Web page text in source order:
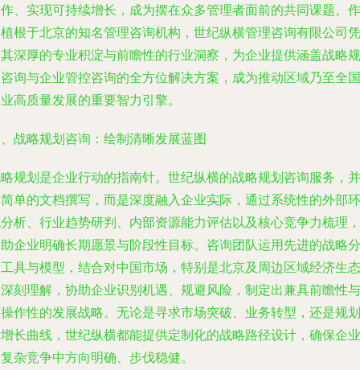
、实现可持续增长，成为摆在众多管理者面前的共同课题。作
根于北京的知名管理咨询机构，世纪纵横管理咨询有限公司凭
深厚的专业积淀与前瞻性的行业洞察，为企业提供涵盖战略规
询与企业管控咨询的全方位解决方案，成为推动区域乃至全国
高质量发展的重要智力引擎。
战略规划咨询：绘制清晰发展蓝图
规划是企业行动的指南针。世纪纵横的战略规划咨询服务，并
单的文档撰写，而是深度融入企业实际，通过系统性的外部环
析、行业趋势研判、内部资源能力评估以及核心竞争力梳理，
企业明确长期愿景与阶段性目标。咨询团队运用先进的战略分
具与模型，结合对中国市场，特别是北京及周边区域经济生态
刻理解，协助企业识别机遇、规避风险，制定出兼具前瞻性与
作性的发展战略。无论是寻求市场突破、业务转型，还是规划
长曲线，世纪纵横都能提供定制化的战略路径设计，确保企业
杂竞争中方向明确、步伐稳健。